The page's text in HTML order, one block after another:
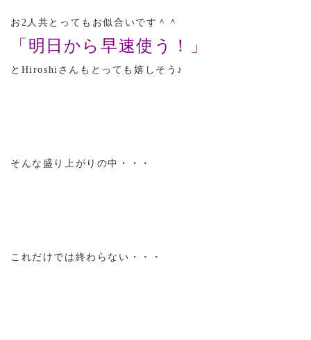
お2人共とってもお似合いです＾＾
「明日から早速使う！」
とHiroshiさんもとっても嬉しそう♪
そんな盛り上がりの中・・・
これだけでは終わらない・・・